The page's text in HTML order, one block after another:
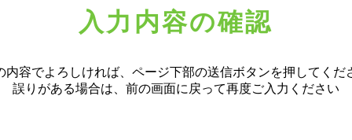
入力内容の確認
内容でよろしければ、ページ下部の送信ボタンを押してくだ
誤りがある場合は、前の画面に戻って再度ご入力ください